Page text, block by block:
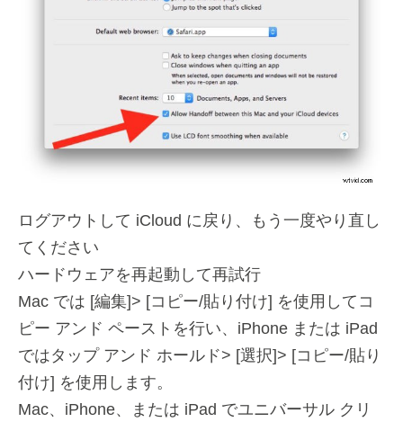
ログアウトして iCloud に戻り、もう一度やり直し
てください
ハードウェアを再起動して再試行
Mac では [編集]> [コピー/貼り付け] を使用してコ
ピー アンド ペーストを行い、iPhone または iPad
ではタップ アンド ホールド> [選択]> [コピー/貼り
付け] を使用します。
Mac、iPhone、または iPad でユニバーサル クリ